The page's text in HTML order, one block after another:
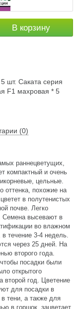
В корзину
шт. Саката серия
F1 махровая * 5
(0)
раннецветущих,
компактный и очень
цельные.
оттенка, похожие на
в полутенистых
почве. Легко
Семена высевают в
во влажном
в течение 3-4 недель.
через 25 дней. На
второго года.
посадки были
открытого
второй год. Цветение
для посадки в
тени, а также для
в горшок, зацветает